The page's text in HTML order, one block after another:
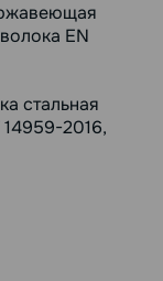
EN
стальная
2016,